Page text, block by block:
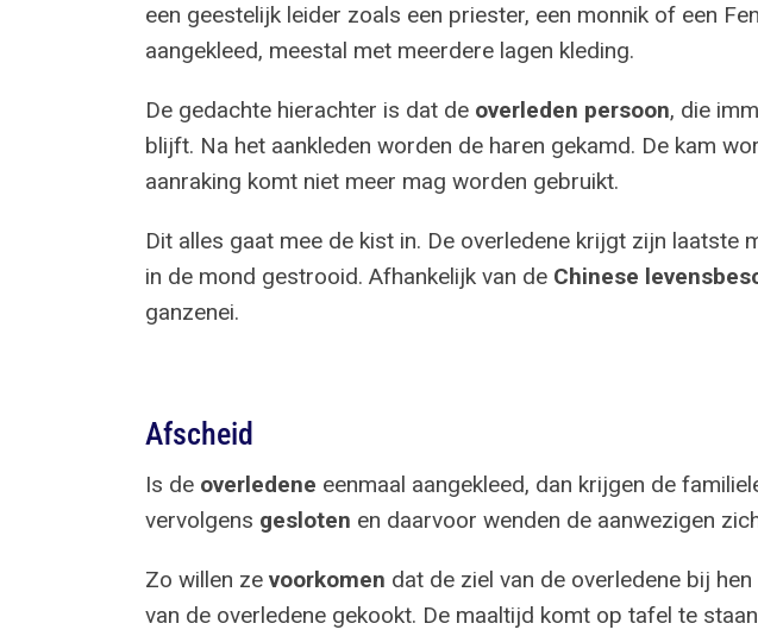
een geestelijk leider zoals een priester, een monnik of een
aangekleed, meestal met meerdere lagen kleding.
De gedachte hierachter is dat de overleden persoon, die
blijft. Na het aankleden worden de haren gekamd. De kam
aanraking komt niet meer mag worden gebruikt.
Dit alles gaat mee de kist in. De overledene krijgt zijn
in de mond gestrooid. Afhankelijk van de Chinese
ganzenei.
Afscheid
Is de overledene eenmaal aangekleed, dan krijgen de
vervolgens gesloten en daarvoor wenden de aanwezigen
Zo willen ze voorkomen dat de ziel van de overledene bij
van de overledene gekookt. De maaltijd komt op tafel te